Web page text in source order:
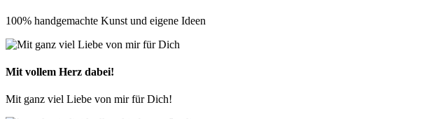
100% handgemachte Kunst und eigene Ideen
Mit vollem Herz dabei!
Mit ganz viel Liebe von mir für Dich!